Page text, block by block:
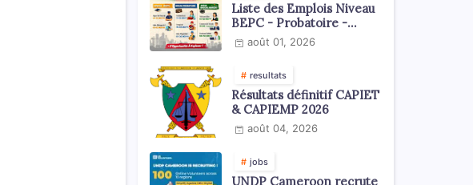
Liste des Emplois Niveau
BEPC - Probatoire -
Baccalauréat dispoblible
en 2026
août 01, 2026
resultats
Résultats définitif CAPIET
& CAPIEMP 2026
août 04, 2026
jobs
UNDP Cameroon recrute